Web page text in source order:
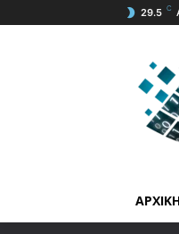
29.5 C